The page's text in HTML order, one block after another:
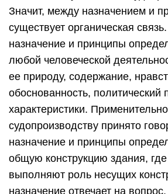
Значит, между назначением и
существует органическая
назначение и принципы
любой человеческой
ее природу, содержание,
обоснованность, политический
характеристики.
судопроизводству принято
назначение и принципы
общую конструкцию здания,
выполняют роль несущих
назначение отвечает на